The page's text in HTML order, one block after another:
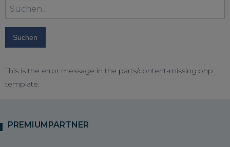
Suchbegriff
eingeben:
This is the error message in the parts/content-missing.php
template.
PREMIUMPARTNER